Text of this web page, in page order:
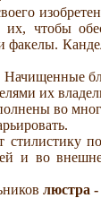
чтобы
их
во
и во
люстра